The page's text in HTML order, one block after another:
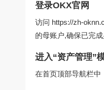
登录OKX官网
访问 https://zh-
的母账户,确保已完成
进入“资产管理”
在首页顶部导航栏中